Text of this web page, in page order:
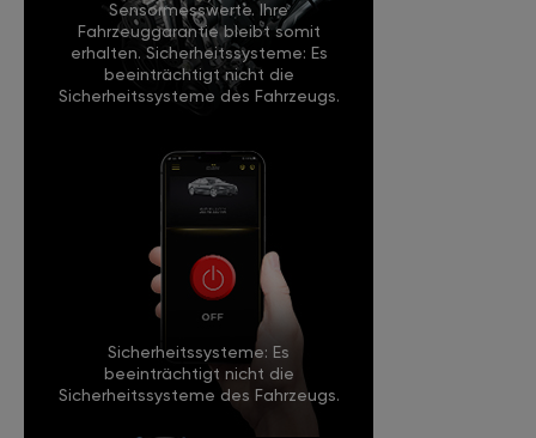
Sensormesswerte. Ihre
Fahrzeuggarantie bleibt somit
erhalten. Sicherheitssysteme: Es
beeinträchtigt nicht die
Sicherheitssysteme des Fahrzeugs.
Sicherheitssysteme: Es
beeinträchtigt nicht die
Sicherheitssysteme des Fahrzeugs.